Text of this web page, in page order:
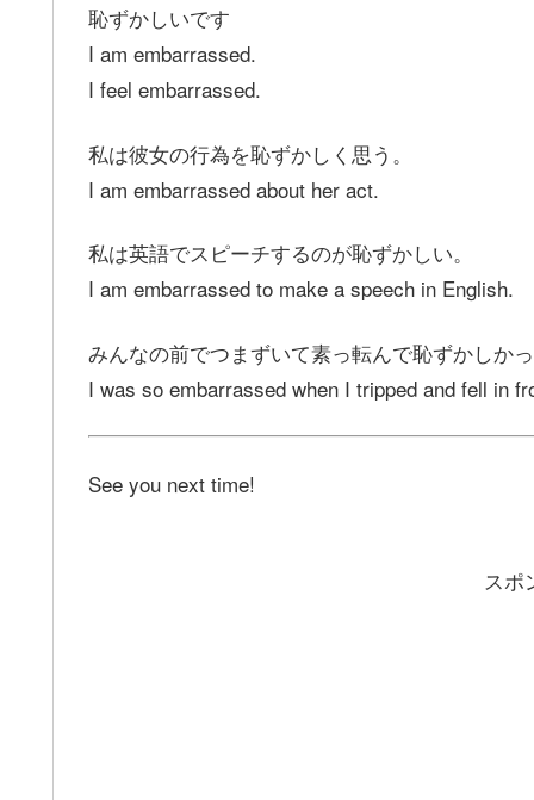
恥ずかしいです
I am embarrassed.
I feel embarrassed.
私は彼女の行為を恥ずかしく思う。
I am embarrassed about her act.
私は英語でスピーチするのが恥ずかしい。
I am embarrassed to make a speech in English.
みんなの前でつまずいて素っ転んで恥ずかしか
I was so embarrassed when I tripped and fell in
See you next time!
スポ